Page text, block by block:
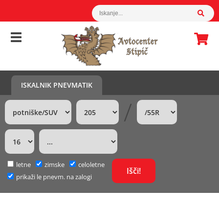
ISKALNIK PNEVMATIK
/
letne zimske
celoletne
prikaži le pnevm. na zalogi